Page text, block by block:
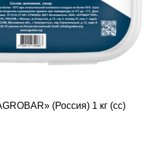
(Россия) 1 кг (сс)